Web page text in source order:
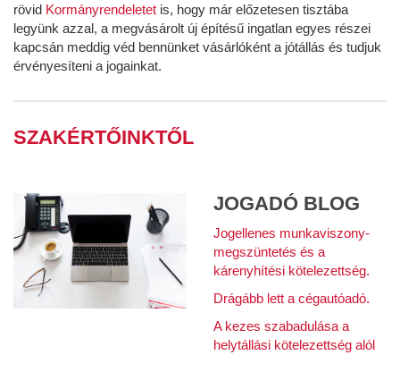
rövid Kormányrendeletet is, hogy már előzetesen tisztába
legyünk azzal, a megvásárolt új építésű ingatlan egyes részei
kapcsán meddig véd bennünket vásárlóként a jótállás és tudjuk
érvényesíteni a jogainkat.
SZAKÉRTŐINKTŐL
JOGADÓ BLOG
Jogellenes munkaviszony-
megszüntetés és a
kárenyhítési kötelezettség.
Drágább lett a cégautóadó.
A kezes szabadulása a
helytállási kötelezettség alól